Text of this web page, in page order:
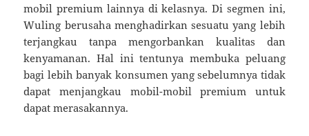
mobil premium lainnya di kelasnya. Di segmen ini,
Wuling berusaha menghadirkan sesuatu yang lebih
terjangkau tanpa mengorbankan kualitas dan
kenyamanan. Hal ini tentunya membuka peluang
bagi lebih banyak konsumen yang sebelumnya tidak
dapat menjangkau mobil-mobil premium untuk
dapat merasakannya.